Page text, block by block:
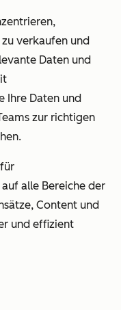
verkaufen und
Daten und
Ihre Daten und
zur richtigen
alle Bereiche der
Content und
und effizient